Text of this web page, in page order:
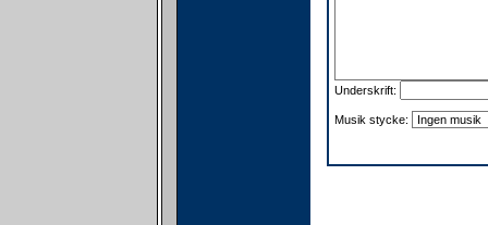
Underskrift:
Musik stycke: